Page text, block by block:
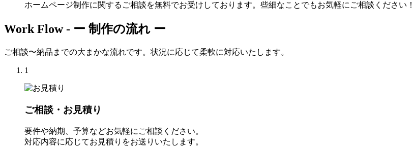
ホームページ制作に関するご相談を無料でお受けしております。些細なことでもお気軽にご相談ください！
Work Flow - ー 制作の流れ ー
ご相談〜納品までの大まかな流れです。状況に応じて柔軟に対応いたします。
1
ご相談・お見積り
要件や納期、予算などお気軽にご相談ください。
対応内容に応じてお見積りをお送りいたします。